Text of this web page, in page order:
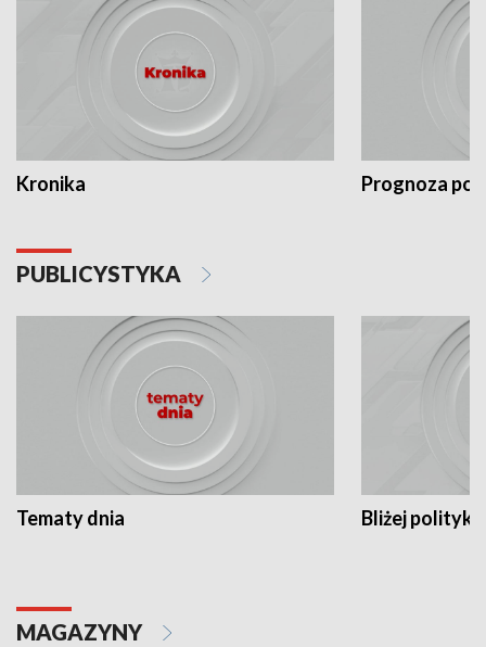
Kronika Prognoza
PUBLICYSTYKA
Tematy dnia Bliżej polityki
MAGAZYNY